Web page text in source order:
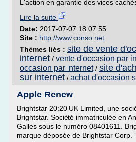
L'action en garantie des vices
Lire la suite
Date: 2017-07-07 18:07:55
Site : http://www.conso.net
Thèmes liés : site de vente
internet / vente d'occasion par
occasion par internet/ site
sur internet / achat d'occasion
Apple Renew
Brightstar 20:20 UK Limited, une
Brightstar. Société immatriculée en
Galles sous le numéro 08401611.
marque déposée de Brightstar Corp.